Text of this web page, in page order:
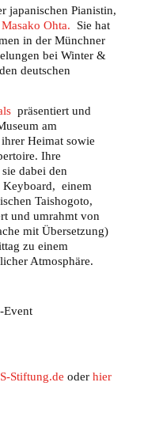
japanischen Pianistin,
Masako Ohta. Sie hat
in der Münchner
bei Winter &
deutschen
präsentiert und
am
Heimat sowie
Ihre
dabei den
Keyboard, einem
Taishogoto,
und umrahmt von
mit Übersetzung)
zu einem
Atmosphäre.
Event
Stiftung.de oder hier